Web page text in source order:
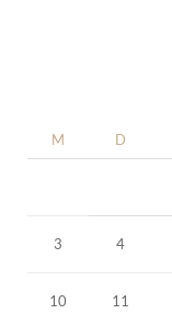
M D
3 4
10 11